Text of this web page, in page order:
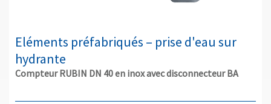
Eléments préfabriqués – prise d'eau sur
hydrante
Compteur RUBIN DN 40 en inox avec disconnecteur BA